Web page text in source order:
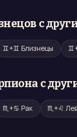
с
♊+♊ Близнецы ♊
с
♏+♋ Рак ♏+♌